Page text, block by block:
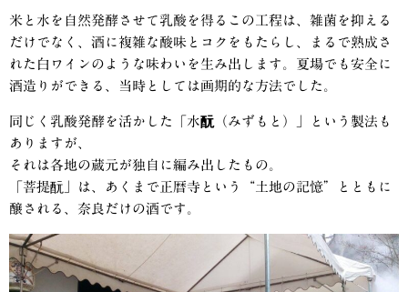
米と水を自然発酵させて乳酸を得るこの工程は、雑菌を抑える
だけでなく、酒に複雑な酸味とコクをもたらし、まるで熟成さ
れた白ワインのような味わいを生み出します。夏場でも安全に
酒造りができる、当時としては画期的な方法でした。
同じく乳酸発酵を活かした 「水酛（みずもと）」
という製法も
ありますが、
それは各地の蔵元が独自に編み出したもの。
「菩提酛」は、あくまで 正暦寺 という“土地の記憶”とともに
醸される、奈良だけの酒です。